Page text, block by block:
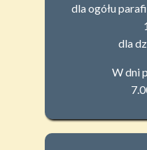
dla ogółu
dla
W dni